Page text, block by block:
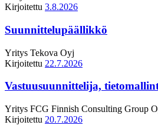
Kirjoitettu 3.8.2026
Suunnittelupäällikkö
Yritys Tekova Oyj
Kirjoitettu 22.7.2026
Vastuusuunnittelija,
Yritys FCG Finnish Consulting Group
Kirjoitettu 20.7.2026